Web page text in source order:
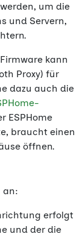
um die
und Servern,
kann
Proxy) für
dazu auch die
ESPHome
braucht einen
öffnen.
an:
erfolgt
und der die